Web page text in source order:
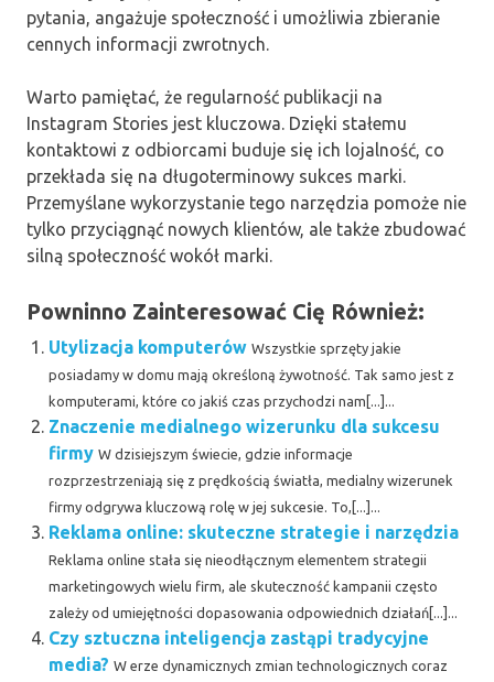
pytania, angażuje społeczność i umożliwia zbieranie
cennych informacji zwrotnych.
Warto pamiętać, że regularność publikacji na
Instagram Stories jest kluczowa. Dzięki stałemu
kontaktowi z odbiorcami buduje się ich lojalność, co
przekłada się na długoterminowy sukces marki.
Przemyślane wykorzystanie tego narzędzia pomoże nie
tylko przyciągnąć nowych klientów, ale także zbudować
silną społeczność wokół marki.
Powninno Zainteresować Cię Również:
Utylizacja komputerów Wszystkie sprzęty jakie
posiadamy w domu mają określoną żywotność. Tak samo jest z
komputerami, które co jakiś czas przychodzi nam[...]...
Znaczenie medialnego wizerunku dla sukcesu
firmy W dzisiejszym świecie, gdzie informacje
rozprzestrzeniają się z prędkością światła, medialny wizerunek
firmy odgrywa kluczową rolę w jej sukcesie. To,[...]...
Reklama online: skuteczne strategie i narzędzia
Reklama online stała się nieodłącznym elementem strategii
marketingowych wielu firm, ale skuteczność kampanii często
zależy od umiejętności dopasowania odpowiednich działań[...]...
Czy sztuczna inteligencja zastąpi tradycyjne
media? W erze dynamicznych zmian technologicznych coraz